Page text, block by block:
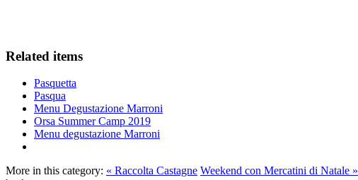
Related items
Pasquetta
Pasqua
Menu Degustazione Marroni
Orsa Summer Camp 2019
Menu degustazione Marroni
More in this category: « Raccolta Castagne Weekend con Mercatini di Natale »